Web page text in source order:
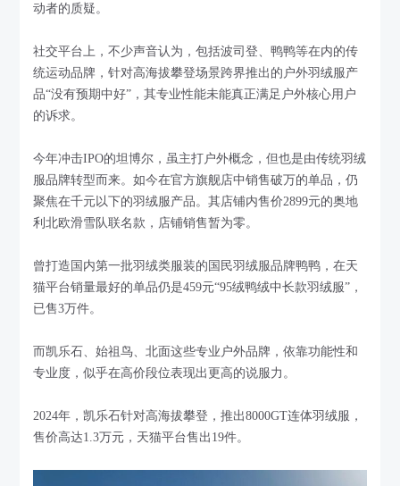
动者的质疑。
社交平台上，不少声音认为，包括波司登、鸭鸭等在内的传
统运动品牌，针对高海拔攀登场景跨界推出的户外羽绒服产
品“没有预期中好”，其专业性能未能真正满足户外核心用户
的诉求。
今年冲击IPO的坦博尔，虽主打户外概念，但也是由传统羽绒
服品牌转型而来。如今在官方旗舰店中销售破万的单品，仍
聚焦在千元以下的羽绒服产品。其店铺内售价2899元的奥地
利北欧滑雪队联名款，店铺销售暂为零。
曾打造国内第一批羽绒类服装的国民羽绒服品牌鸭鸭，在天
猫平台销量最好的单品仍是459元“95绒鸭绒中长款羽绒服”，
已售3万件。
而凯乐石、始祖鸟、北面这些专业户外品牌，依靠功能性和
专业度，似乎在高价段位表现出更高的说服力。
2024年，凯乐石针对高海拔攀登，推出8000GT连体羽绒服，
售价高达1.3万元，天猫平台售出19件。